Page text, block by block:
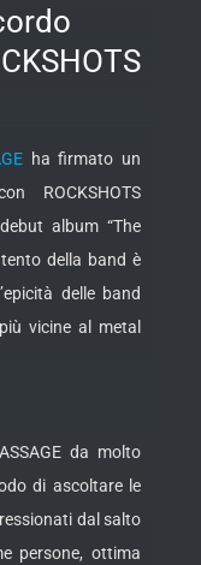
ha firmato un
ROCKSHOTS
album “The
della band è
delle band
vicine al metal
da molto
di ascoltare le
dal salto
persone, ottima